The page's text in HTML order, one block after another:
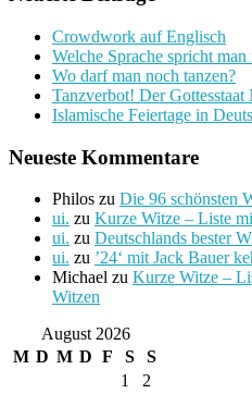
Crowdwork auf Englisch
Welche Sprache spricht
Wo darf man noch tanzen?
Tanzverbot! Der Gottesstaat
Islamische Feiertage in
Neueste Kommentare
Philos zu Die 96 schönsten
ui. zu Kurze Witze – Liste
ui. zu Deutschlands bester
ui. zu ’24‘ mit Jack Bauer
Michael zu Kurze Witze –
Witzen
August 2026
M D M D F S
S
1
2